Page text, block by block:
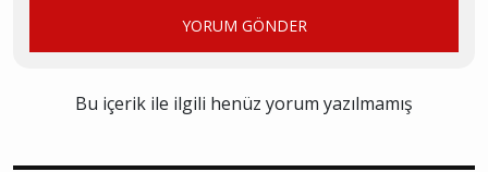
YORUM GÖNDER
Bu içerik ile ilgili henüz yorum yazılmamış